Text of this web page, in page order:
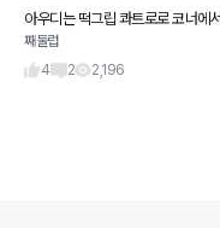
아우디는 떡그립 콰트로로 코너에서 한계속
의가 뭘까 생각하게 하는 쇼츠네요
째둘럽
4
2 2,196